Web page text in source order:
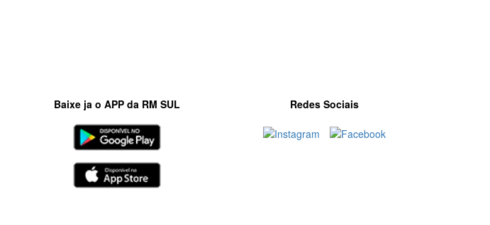
Baixe ja o APP da RM SUL Redes Sociais